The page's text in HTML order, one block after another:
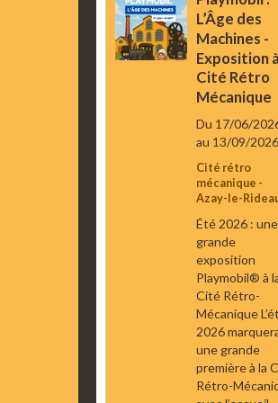
L’Âge des
Machines -
Exposition
Cité Rétro
Mécanique
Du 17/06/
au 13/09/2026
Cité rétro
mécanique -
Azay-le-
Été 2026 : une
grande
exposition
Playmobil® à
Cité Rétro-
Mécanique
2026
une grande
première à la
Rétro-